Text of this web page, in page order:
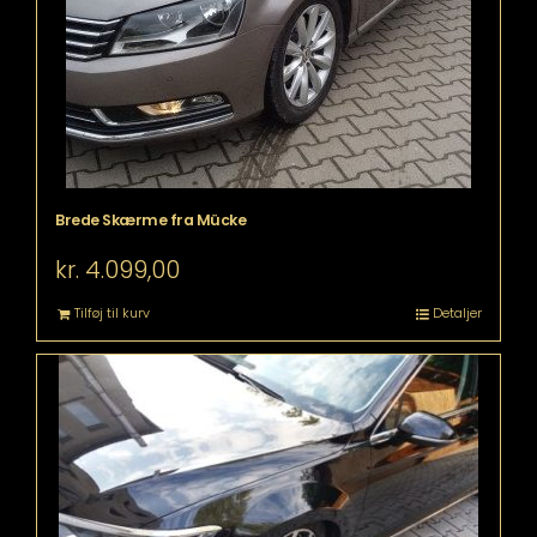
Brede Skærme fra Mücke
kr. 4.099,00
Tilføj til kurv Detaljer